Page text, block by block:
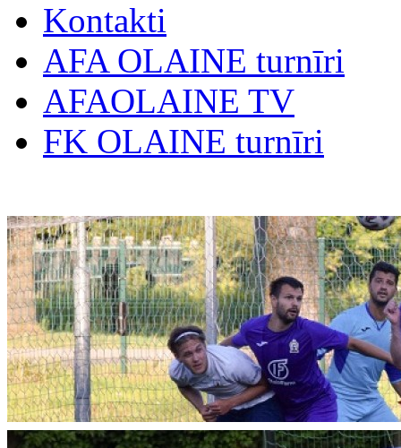
Kontakti
AFA OLAINE turnīri
AFAOLAINE TV
FK OLAINE turnīri